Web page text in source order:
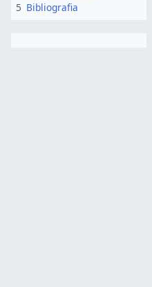
5 Bibliografia